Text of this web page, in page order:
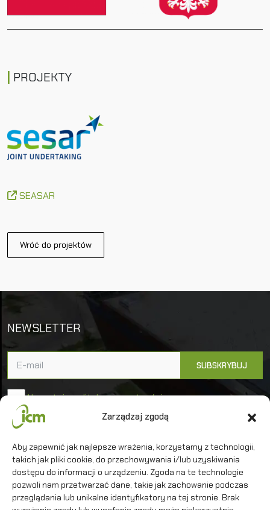
Zarządzaj zgodą
Aby zapewnić jak najlepsze wrażenia, korzystamy z technologii,
takich jak pliki cookie, do przechowywania i/lub uzyskiwania
dostępu do informacji o urządzeniu. Zgoda na te technologie
pozwoli nam przetwarzać dane, takie jak zachowanie podczas
przeglądania lub unikalne identyfikatory na tej stronie. Brak
PROJEKTY
SEASAR
Wróć do projektów
NEWSLETTER
Akceptuję politykę prywatności
Uniwersytet Warszawski
Interdyscyplinarne Centrum Modelowania
Matematycznego i Komputerowego